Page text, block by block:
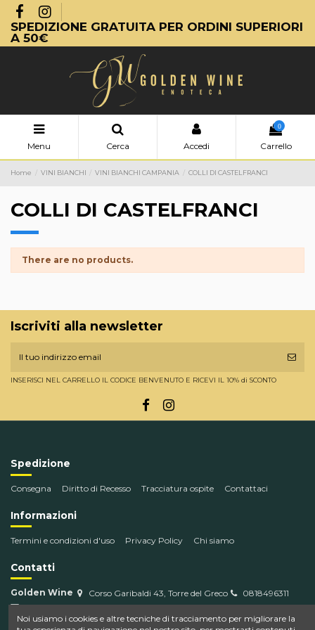
SPEDIZIONE GRATUITA PER ORDINI SUPERIORI
A 50€
Menu Cerca Accedi
0
Carrello
Home VINI BIANCHI VINI BIANCHI CAMPANIA COLLI DI CASTELFRANCI
COLLI DI CASTELFRANCI
There are no products.
Iscriviti alla newsletter
INSERISCI NEL CARRELLO IL CODICE BENVENUTO E RICEVI IL 10% di SCONTO
Spedizione
Consegna Diritto di Recesso Tracciatura ospite Contattaci
Informazioni
Termini e condizioni d'uso Privacy Policy Chi siamo
Contatti
Golden Wine Corso Garibaldi 43, Torre del Greco
0818496311
info@goldenwine.com
Noi usiamo i cookies e altre tecniche di tracciamento per migliorare la